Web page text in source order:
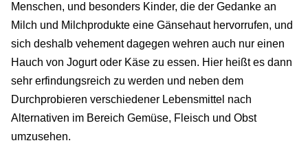
Menschen, und besonders Kinder, die der Gedanke an
Milch und Milchprodukte eine Gänsehaut hervorrufen, und
sich deshalb vehement dagegen wehren auch nur einen
Hauch von Jogurt oder Käse zu essen. Hier heißt es dann
sehr erfindungsreich zu werden und neben dem
Durchprobieren verschiedener Lebensmittel nach
Alternativen im Bereich Gemüse, Fleisch und Obst
umzusehen.